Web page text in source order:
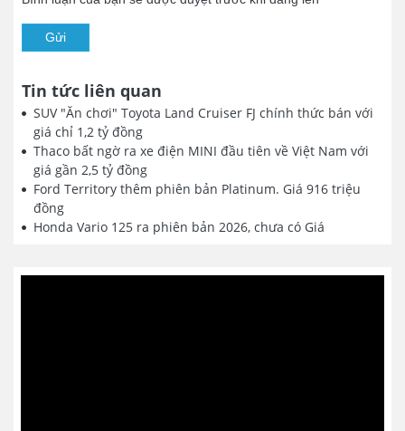
Gửi
Tin tức liên quan
SUV "Ăn chơi" Toyota Land Cruiser FJ chính thức bán với
giá chỉ 1,2 tỷ đồng
Thaco bất ngờ ra xe điện MINI đầu tiên về Việt Nam với
giá gần 2,5 tỷ đồng
Ford Territory thêm phiên bản Platinum. Giá 916 triệu
đồng
Honda Vario 125 ra phiên bản 2026, chưa có Giá